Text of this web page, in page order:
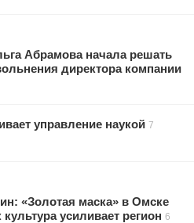
Абрамова начала решать
директора компании
управление наукой 7
«Золотая маска» в Омске
усиливает регион 6